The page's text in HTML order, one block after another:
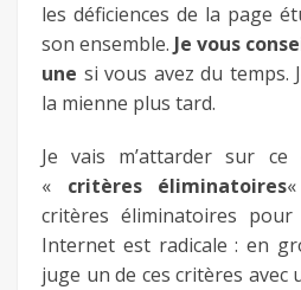
les déficiences de la page
son ensemble. Je vous
une si vous avez du temps.
la mienne plus tard.
Je vais m’attarder sur ce
« critères éliminatoires
critères éliminatoires
Internet est radicale : en
juge un de ces critères avec